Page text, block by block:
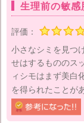
生理前の敏
評価：
小さなシミを見つ
せはするもののス
ィシモはまず美白
を得られたことが